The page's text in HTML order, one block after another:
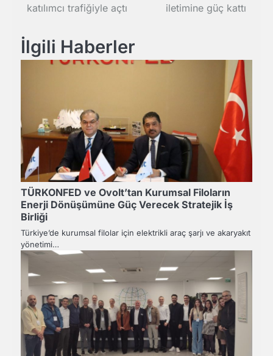
katılımcı trafiğiyle açtı
iletimine güç kattı
İlgili Haberler
TÜRKONFED ve Ovolt’tan Kurumsal Filoların
Enerji Dönüşümüne Güç Verecek Stratejik İş
Birliği
Türkiye’de kurumsal filolar için elektrikli araç şarjı ve akaryakıt
yönetimi…